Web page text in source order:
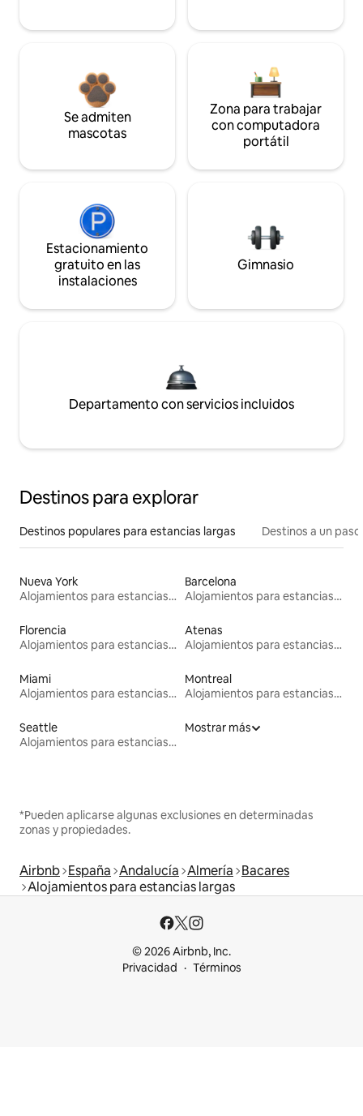
Se admiten
mascotas
Zona para trabajar
con computadora
portátil
Estacionamiento
gratuito en las
instalaciones
Gimnasio
Departamento con servicios incluidos
Destinos para explorar
Destinos populares para estancias largas Destinos a un
Nueva York
Alojamientos para estancias largas
Barcelona
Alojamientos para estancias largas
Florencia
Alojamientos para estancias largas
Atenas
Alojamientos para estancias largas
Miami
Alojamientos para estancias largas
Montreal
Alojamientos para estancias largas
Seattle
Alojamientos para estancias largas
Mostrar más
*Pueden aplicarse algunas exclusiones en determinadas
zonas y propiedades.
Airbnb España Andalucía Almería Bacares
Alojamientos para estancias largas
© 2026 Airbnb, Inc.
Privacidad
Términos